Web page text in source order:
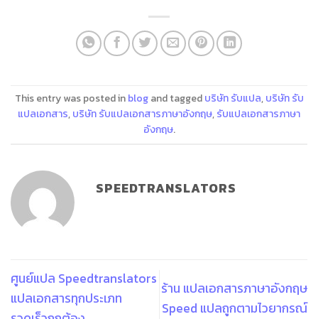
This entry was posted inblogand taggedบริษัท รับแปล,บริษัท รับ
แปลเอกสาร,บริษัท รับแปลเอกสารภาษาอังกฤษ,รับแปลเอกสารภาษา
อังกฤษ.
SPEEDTRANSLATORS
ศูนย์แปล Speedtranslators
แปลเอกสารทุกประเภท
ร้าน แปลเอกสารภาษาอังกฤษ
Speed แปลถูกตามไวยากรณ์